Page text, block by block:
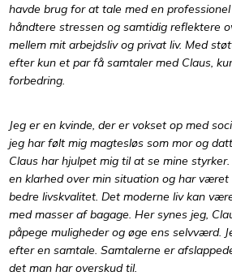
havde brug for at tale med en
håndtere stressen og samtidig reflektere
mellem mit arbejdsliv og privat liv. Med
efter kun et par få samtaler med Claus,
forbedring.​
Jeg er en kvinde, der er vokset op med
jeg har følt mig magtesløs som mor og
Claus har hjulpet mig til at se mine
en klarhed over min situation og har
bedre livskvalitet. Det moderne liv kan
med masser af bagage. Her synes jeg,
påpege muligheder og øge ens selvværd.
efter en samtale. Samtalerne er
det man har overskud til.​